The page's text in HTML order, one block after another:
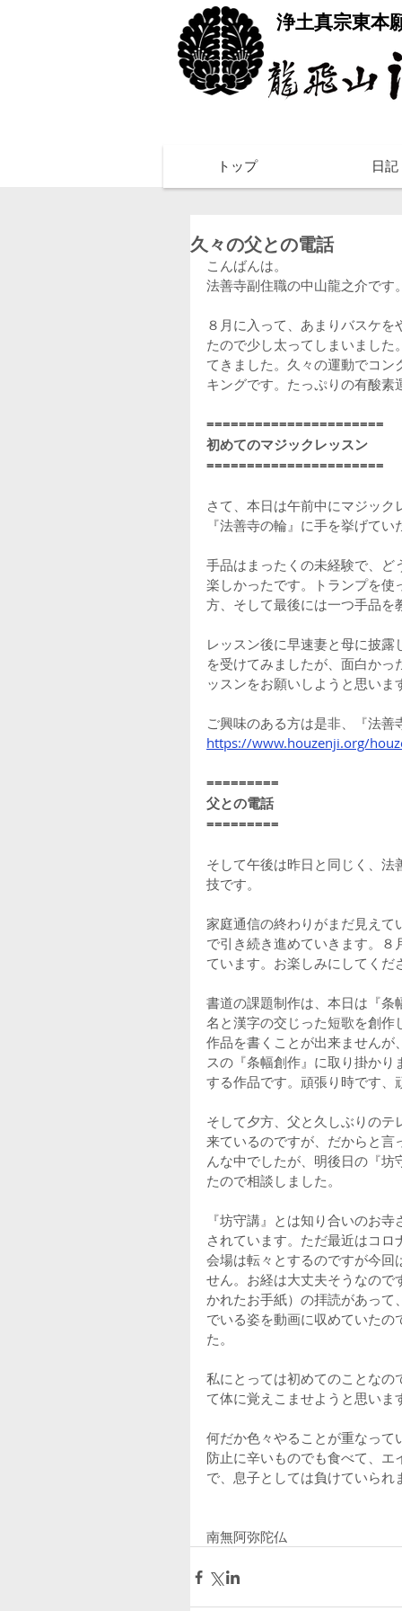
浄土真宗東本
トップ 日記
久々の父との電話
こんばんは。
法善寺副住職の中山龍之介です。
８月に入って、あまりバスケ
たので少し太ってしまいまし
てきました。久々の運動でコン
キングです。たっぷりの有酸素
======================
初めてのマジックレッスン
======================
さて、本日は午前中にマジッ
『法善寺の輪』に手を挙げて
手品はまったくの未経験で、
楽しかったです。トランプを
方、そして最後には一つ手品を
レッスン後に早速妻と母に披
を受けてみましたが、面白か
ッスンをお願いしようと思いま
ご興味のある方は是非、『法善
https://www.houzenji.org/
=========
父との電話
=========
そして午後は昨日と同じく、
技です。
家庭通信の終わりがまだ見え
で引き続き進めていきます。
ています。お楽しみにしてくだ
書道の課題制作は、本日は『条
名と漢字の交じった短歌を創作
作品を書くことが出来ませんが
スの『条幅創作』に取り掛かり
する作品です。頑張り時です、
そして夕方、父と久しぶりの
来ているのですが、だからと言
んな中でしたが、明後日の『
たので相談しました。
『坊守講』とは知り合いのお
されています。ただ最近はコロ
会場は転々とするのですが今回
せん。お経は大丈夫そうなの
かれたお手紙）の拝読があって
でいる姿を動画に収めていた
た。
私にとっては初めてのことなの
て体に覚えこませようと思いま
何だか色々やることが重なって
防止に辛いものでも食べて、
で、息子としては負けていられ
南無阿弥陀仏